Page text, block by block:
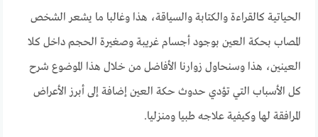
الحياتية كالقراءة والكتابة والسياقة، هذا وغالبا ما يشعر الشخص
المصاب بحكة العين بوجود أجسام غريبة وصغيرة الحجم داخل كلا
العينين، هذا وسنحاول زوارنا الأفاضل من خلال هذا الموضوع شرح
كل الأسباب التي تؤدي حدوث حكة العين إضافة إلى أبرز الأعراض
المرافقة لها وكيفية علاجه طبيا ومنزليا.